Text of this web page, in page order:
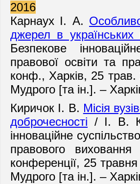
2016
Карнаух І. А.
джерел в українських
Безпекове
правової освіти та
конф., Харків, 25
Мудрого [та ін.]. –
Киричок І. В. Місія
доброчесності / І. В.
інноваційне
правового
конференції, 25
Мудрого [та ін.]. –